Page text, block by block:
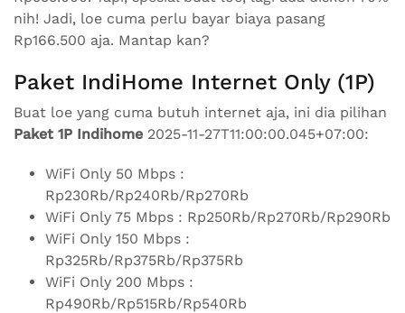
nih! Jadi, loe cuma perlu bayar biaya pasang
Rp166.500 aja. Mantap kan?
Paket IndiHome Internet Only (1P)
Buat loe yang cuma butuh internet aja, ini dia pilihan
Paket 1P Indihome 2025-11-27T11:00:00.045+07:00:
WiFi Only 50 Mbps :
Rp230Rb/Rp240Rb/Rp270Rb
WiFi Only 75 Mbps : Rp250Rb/Rp270Rb/Rp290Rb
WiFi Only 150 Mbps :
Rp325Rb/Rp375Rb/Rp375Rb
WiFi Only 200 Mbps :
Rp490Rb/Rp515Rb/Rp540Rb